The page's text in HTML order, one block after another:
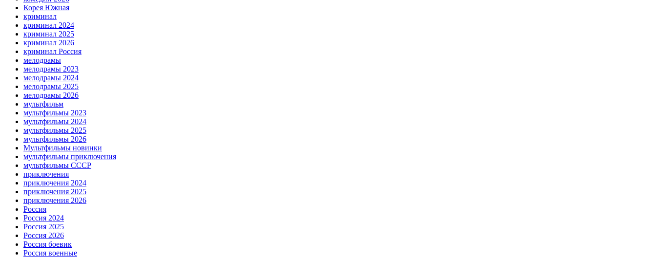
Корея Южная
криминал
криминал 2024
криминал 2025
криминал 2026
криминал Россия
мелодрамы
мелодрамы 2023
мелодрамы 2024
мелодрамы 2025
мелодрамы 2026
мультфильм
мультфильмы 2023
мультфильмы 2024
мультфильмы 2025
мультфильмы 2026
Мультфильмы новинки
мультфильмы приключения
мультфильмы СССР
приключения
приключения 2024
приключения 2025
приключения 2026
Россия
Россия 2024
Россия 2025
Россия 2026
Россия боевик
Россия военные